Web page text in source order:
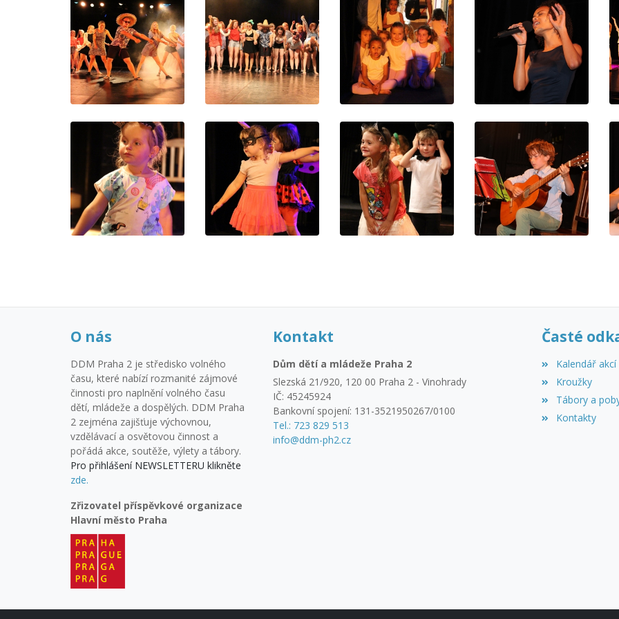
O nás
DDM Praha 2 je středisko volného
času, které nabízí rozmanité zájmové
činnosti pro naplnění volného času
dětí, mládeže a dospělých. DDM Praha
2 zejména zajišťuje výchovnou,
vzdělávací a osvětovou činnost a
pořádá akce, soutěže, výlety a tábory.
Pro přihlášení NEWSLETTERU klikněte
zde.
Zřizovatel příspěvkové organizace
Hlavní město Praha
Kontakt
Dům dětí a mládeže Praha 2
Slezská 21/920, 120 00 Praha 2 - Vinohrady
IČ: 45245924
Bankovní spojení: 131-3521950267/0100
Tel.: 723 829 513
info@ddm-ph2.cz
Časté
Kalendář akcí
Kroužky
Tábory a
Kontakty